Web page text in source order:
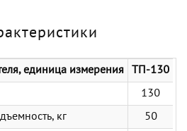
единица измерения ТП-130
130
кг 50